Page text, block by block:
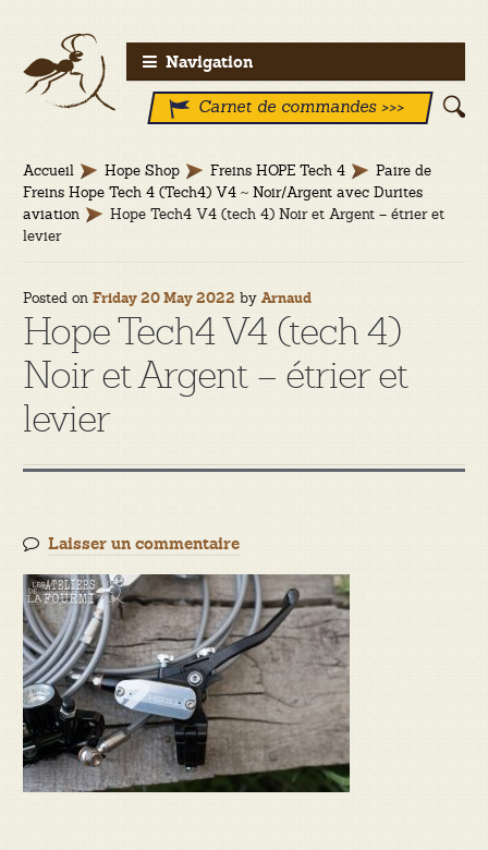
Aller
à
Aller
au
contenu
Navigation
Carnet de commandes >>>
Accueil Hope Shop Freins HOPE Tech 4
Paire de
Freins Hope Tech 4 (Tech4) V4 ~ Noir/Argent avec Durites
aviation
Hope Tech4 V4 (tech 4) Noir et Argent – étrier et
levier
Posted on Friday 20 May 2022 by Arnaud
Hope Tech4 V4 (tech 4)
Noir et Argent – étrier et
levier
Laisser un commentaire